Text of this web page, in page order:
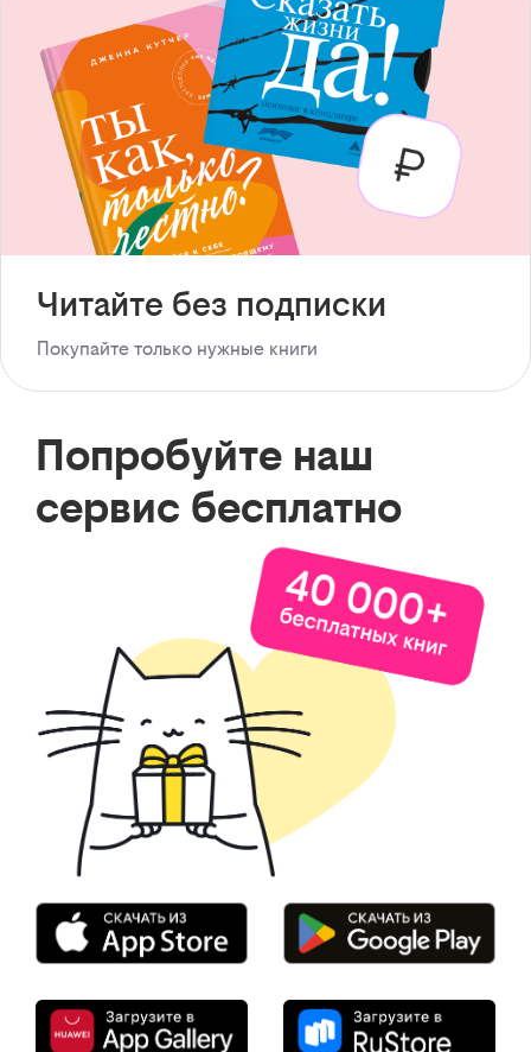
Читайте без подписки
Покупайте только нужные книги
Попробуйте наш
сервис бесплатно